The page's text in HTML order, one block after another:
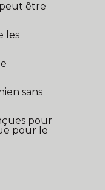
être
les
sans
pour
pour le